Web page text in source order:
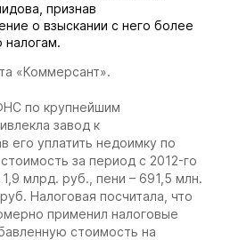
признав
о взыскании с него более
налогам.
«Коммерсант».
по крупнейшим
завод к
его уплатить недоимку по
за период с 2012-го
млрд. руб., пени – 691,5 млн.
Налоговая посчитала, что
применил налоговые
стоимость на